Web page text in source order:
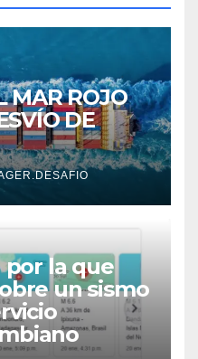
MAR ROJO
DE
por la que
un sismo